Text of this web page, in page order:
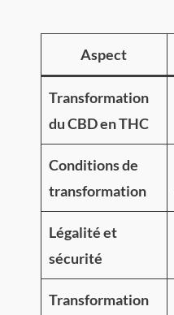
Aspect
Transformation
du CBD en THC
Conditions de
transformation
Légalité et
sécurité
Transformation